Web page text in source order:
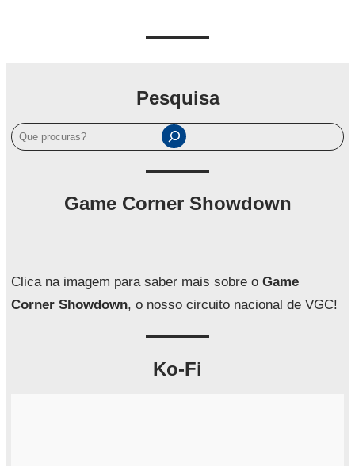
Pesquisa
P
e
a
r
Game Corner Showdown
Clica na imagem para saber mais sobre o Game
Corner Showdown, o nosso circuito nacional de VGC!
Ko-Fi